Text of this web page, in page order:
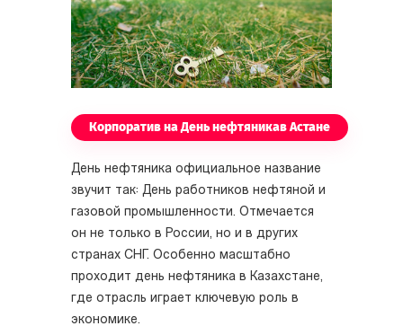
Корпоратив на День нефтяникав Астане
День нефтяника официальное название
звучит так: День работников нефтяной и
газовой промышленности. Отмечается
он не только в России, но и в других
странах СНГ. Особенно масштабно
проходит день нефтяника в Казахстане,
где отрасль играет ключевую роль в
экономике.